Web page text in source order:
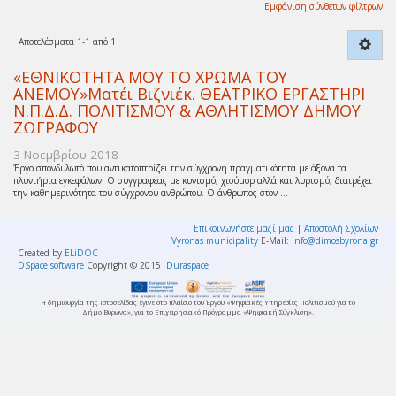
Εμφάνιση σύνθετων φίλτρων
Αποτελέσματα 1-1 από 1
«ΕΘΝΙΚΟΤΗΤΑ ΜΟΥ ΤΟ ΧΡΩΜΑ ΤΟΥ
ΑΝΕΜΟΥ»Ματέι Βιζνιέκ. ΘΕΑΤΡΙΚΟ ΕΡΓΑΣΤΗΡΙ
Ν.Π.Δ.Δ. ΠΟΛΙΤΙΣΜΟΥ & ΑΘΛΗΤΙΣΜΟΥ ΔΗΜΟΥ
ΖΩΓΡΑΦΟΥ
3 Νοεμβρίου 2018
Έργο σπονδυλωτό που αντικατοπτρίζει την σύγχρονη πραγματικότητα με άξονα τα
πλυντήρια εγκεφάλων. Ο συγγραφέας με κυνισμό, χιούμορ αλλά και λυρισμό, διατρέχει
την καθημερινότητα του σύγχρονου ανθρώπου. Ο άνθρωπος στον ...
Επικοινωνήστε μαζί μας | Αποστολή Σχολίων
Vyronas municipality E-Mail: info@dimosbyrona.gr
Created by ELiDOC
DSpace software Copyright © 2015 Duraspace
Η δημιουργία της Ιστοσελίδας έγινε στο πλαίσιο του Έργου «Ψηφιακές Υπηρεσίες Πολιτισμού για το
Δήμο Βύρωνα», για το Επιχειρησιακό Πρόγραμμα «Ψηφιακή Σύγκλιση».